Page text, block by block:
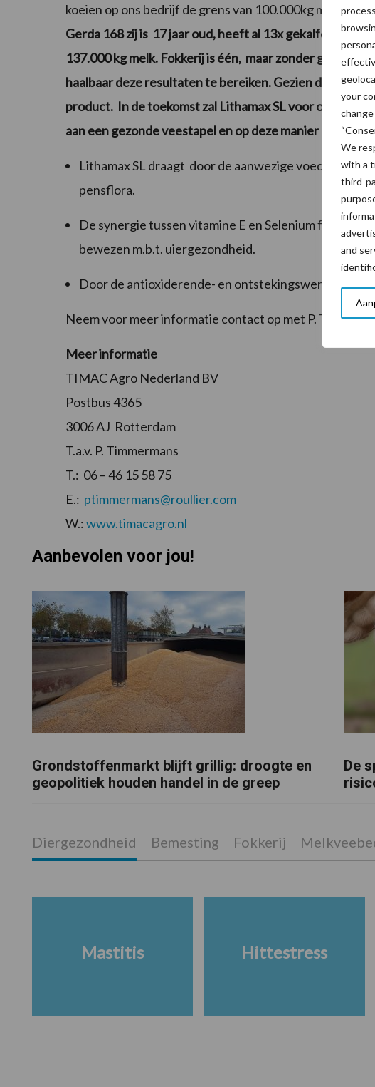
your
We
with a
third-
and
koeien op ons bedrijf de grens van 100.000kg melk
Gerda 168 zij is 17 jaar oud, heeft al 13x gekalfd. Haar
137.000 kg melk. Fokkerij is één, maar zonder goed
haalbaar deze resultaten te bereiken. Gezien de
product. In de toekomst zal Lithamax SL voor ons zeker
aan een gezonde veestapel en op deze manier bij te
Lithamax SL draagt door de aanwezige voedingsgist
pensflora.
De synergie tussen vitamine E en Selenium
bewezen m.b.t. uiergezondheid.
Door de antioxiderende- en ontstekingswerende
Neem voor meer informatie contact op met P.
Meer informatie
TIMAC Agro Nederland BV
Postbus 4365
3006 AJ Rotterdam
T.a.v. P. Timmermans
T.: 06 – 46 15 58 75
E.: ptimmermans@roullier.com
W.:www.timacagro.nl
Aanbevolen voor jou!
Grondstoffenmarkt blijft grillig: droogte en
geopolitiek houden handel in de greep
De
Diergezondheid Bemesting Fokkerij
Mastitis Hittestress